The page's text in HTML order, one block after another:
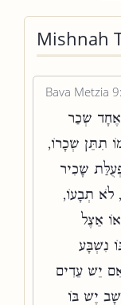
Mishnah
Bava Metzia
שְׂכַר
תִתֵּן שְׂכָרוֹ,
שָׂכִיר
לֹא תְבָעוֹ,
אֵצֶל
נִשְׁבָּע
אִם יֵשׁ עֵדִים
יֶשׁ בּוֹ